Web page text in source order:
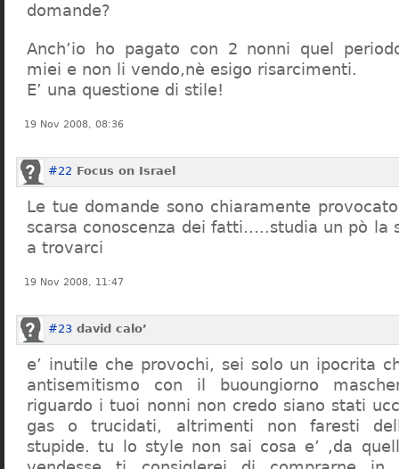
domande?
Anch’io ho pagato con 2 nonni quel
miei e non li vendo,nè esigo risarcimenti.
E’ una questione di stile!
19 Nov 2008, 08:36
#22 Focus on Israel
Le tue domande sono chiaramente
scarsa conoscenza dei fatti…..studia un pò la
a trovarci
19 Nov 2008, 11:47
#23 david calo’
e’ inutile che provochi, sei solo un ipocrita
antisemitismo con il buoungiorno
riguardo i tuoi nonni non credo siano stati
gas o trucidati, altrimenti non faresti
stupide. tu lo style non sai cosa e’ ,da